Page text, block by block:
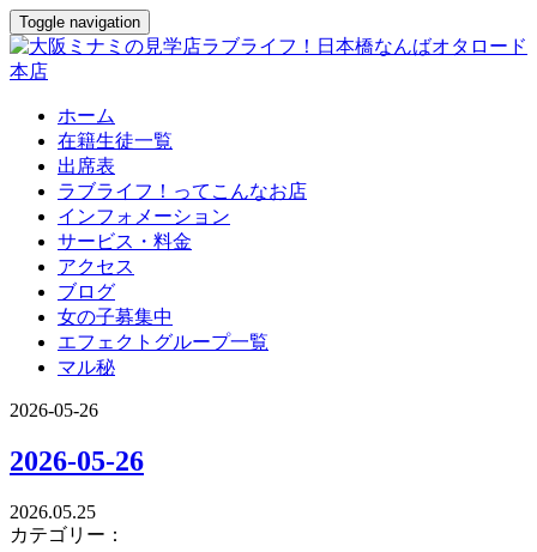
Toggle navigation
ホーム
在籍生徒一覧
出席表
ラブライフ！ってこんなお店
インフォメーション
サービス・料金
アクセス
ブログ
女の子募集中
エフェクトグループ一覧
マル秘
2026-05-26
2026-05-26
2026.05.25
カテゴリー：